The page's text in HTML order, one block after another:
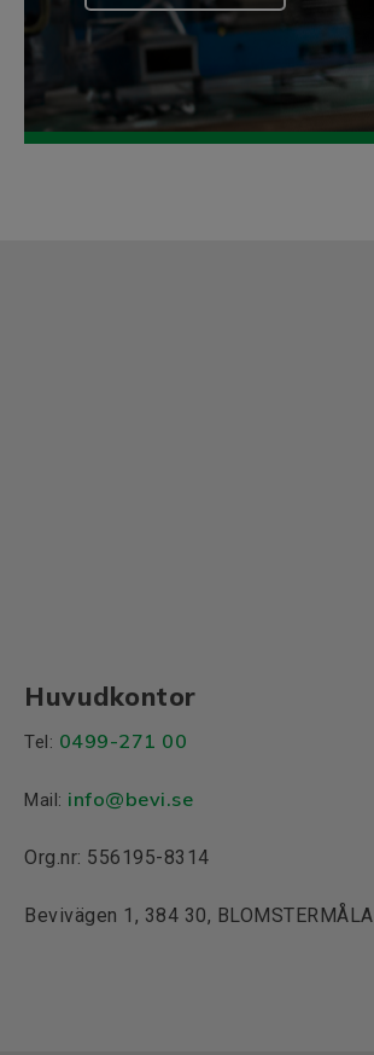
Huvudkontor
Tel: 0499-271 00
Mail: info@bevi.se
Org.nr: 556195-8314
Bevivägen 1, 384 30, BLOMSTERMÅLA